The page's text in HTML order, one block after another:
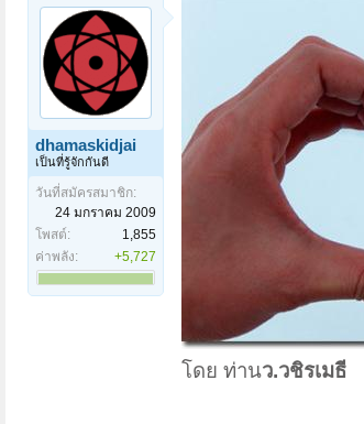
dhamaskidjai
เป็นที่รู้จักกันดี
วันที่สมัครสมาชิก:
24 มกราคม 2009
โพสต์:
1,855
ค่าพลัง:
+5,727
โดย ท่านว.วชิรเมธี